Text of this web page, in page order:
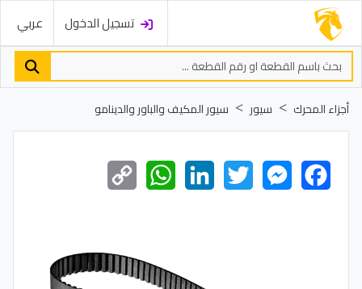
تسجيل الدخول عربي
أجزاء المحرك سيور سيور المكيف والباور والدينامو
Facebook
Messenger
Twitter
LinkedIn
WhatsApp
Copy
Link